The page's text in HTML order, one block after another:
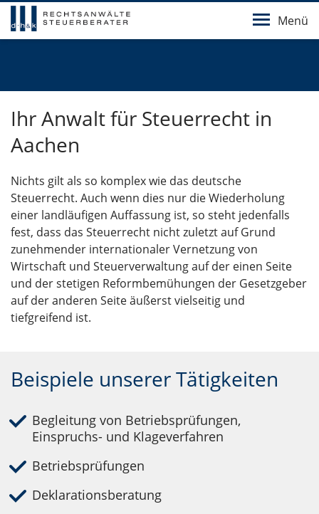
Menü
Ihr Anwalt für Steuerrecht in
Aachen
Nichts gilt als so komplex wie das deutsche
Steuerrecht. Auch wenn dies nur die Wiederholung
einer landläufigen Auffassung ist, so steht jedenfalls
fest, dass das Steuerrecht nicht zuletzt auf Grund
zunehmender internationaler Vernetzung von
Wirtschaft und Steuerverwaltung auf der einen Seite
und der stetigen Reformbemühungen der Gesetzgeber
auf der anderen Seite äußerst vielseitig und
tiefgreifend ist.
Beispiele unserer Tätigkeiten
Begleitung von Betriebsprüfungen,
Einspruchs- und Klageverfahren
Betriebsprüfungen
Deklarationsberatung